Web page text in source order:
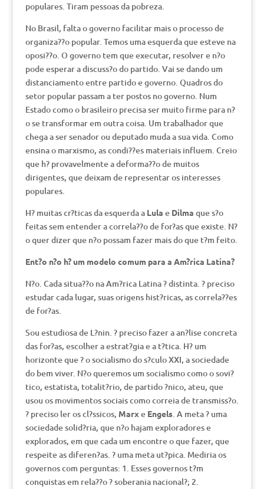
populares. Tiram pessoas da pobreza.
No Brasil, falta o governo facilitar mais o processo de
organiza??o popular. Temos uma esquerda que esteve na
oposi??o. O governo tem que executar, resolver e n?o
pode esperar a discuss?o do partido. Vai se dando um
distanciamento entre partido e governo. Quadros do
setor popular passam a ter postos no governo. Num
Estado como o brasileiro precisa ser muito firme para n?
o se transformar em outra coisa. Um trabalhador que
chega a ser senador ou deputado muda a sua vida. Como
ensina o marxismo, as condi??es materiais influem. Creio
que h? provavelmente a deforma??o de muitos
dirigentes, que deixam de representar os interesses
populares.
H? muitas cr?ticas da esquerda a Lula e Dilma que s?o
feitas sem entender a correla??o de for?as que existe. N?
o quer dizer que n?o possam fazer mais do que t?m feito.
Ent?o n?o h? um modelo comum para a Am?rica Latina?
N?o. Cada situa??o na Am?rica Latina ? distinta. ? preciso
estudar cada lugar, suas origens hist?ricas, as correla??es
de for?as.
Sou estudiosa de L?nin. ? preciso fazer a an?lise concreta
das for?as, escolher a estrat?gia e a t?tica. H? um
horizonte que ? o socialismo do s?culo XXI, a sociedade
do bem viver. N?o queremos um socialismo como o sovi?
tico, estatista, totalit?rio, de partido ?nico, ateu, que
usou os movimentos sociais como correia de transmiss?o.
? preciso ler os cl?ssicos, Marxe Engels. A meta ? uma
sociedade solid?ria, que n?o hajam exploradores e
explorados, em que cada um encontre o que fazer, que
respeite as diferen?as. ? uma meta ut?pica. Mediria os
governos com perguntas: 1. Esses governos t?m
conquistas em rela??o ? soberania nacional?; 2.